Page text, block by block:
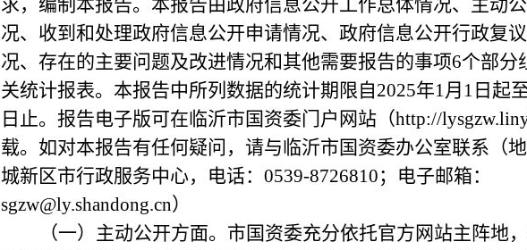
求，编制本报告。本报告由政府信息公开工作总体情况、主动
况、收到和处理政府信息公开申请情况、政府信息公开行政复
况、存在的主要问题及改进情况和其他需要报告的事项6个部分
关统计报表。本报告中所列数据的统计期限自2025年1月1日起
日止。报告电子版可在临沂市国资委门户网站（http://
载。如对本报告有任何疑问，请与临沂市国资委办公室联系（
城新区市行政服务中心，电话：0539-8726810；电子邮箱：
sgzw@ly.shandong.cn）
（一）主动公开方面。 市国资委充分依托官方网站主阵地